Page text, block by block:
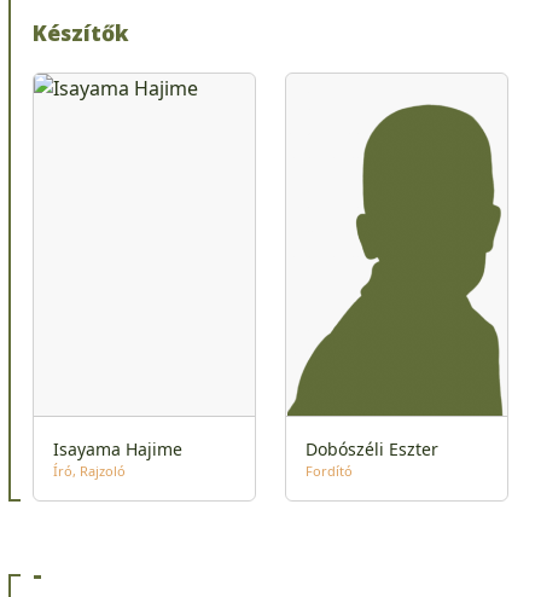
Készítők
Isayama Hajime
Író Rajzoló
Dobószéli Eszter
Fordító
-